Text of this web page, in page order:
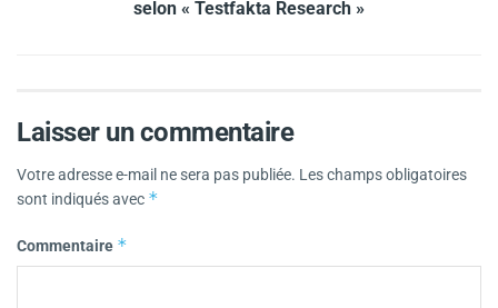
selon « Testfakta Research »
Laisser un commentaire
Votre adresse e-mail ne sera pas publiée. Les champs obligatoires
sont indiqués avec *
Commentaire *